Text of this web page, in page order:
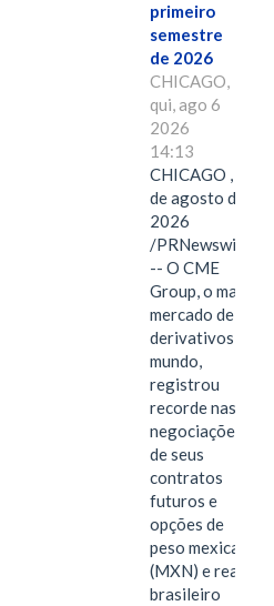
primeiro
semestre
de 2026
CHICAGO,
qui, ago 6
2026
14:13
CHICAGO , 6
de agosto de
2026
/PRNewswire/
-- O CME
Group, o maior
mercado de
derivativos do
mundo,
registrou
recorde nas
negociações
de seus
contratos
futuros e
opções de
peso mexicano
(MXN) e real
brasileiro